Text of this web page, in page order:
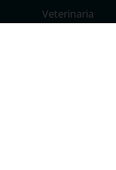
Veterinaria